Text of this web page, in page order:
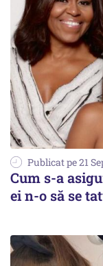
Publicat pe 21
Cum s-a
ei n-o să se